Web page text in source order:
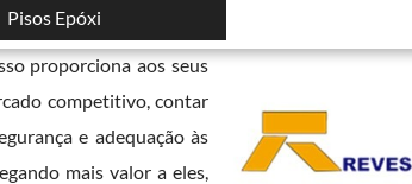
Pisos Epóxi
constantemente em
proporciona aos seus
competitivo, contar
e adequação às
mais valor a eles,